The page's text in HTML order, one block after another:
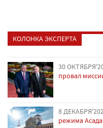
КОЛОНКА ЭКСПЕРТА
30
провал
8
режима Асада